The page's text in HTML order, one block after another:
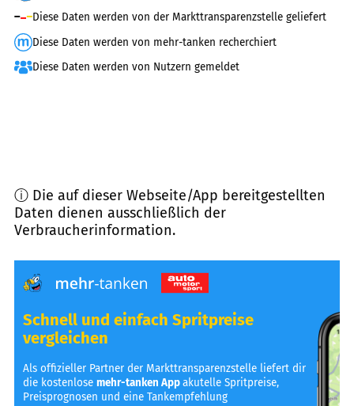
Diese Daten werden von der Markttransparenzstelle geliefert
Diese Daten werden von mehr-tanken recherchiert
Diese Daten werden von Nutzern gemeldet
ⓘ Die auf dieser Webseite/App bereitgestellten
Daten dienen ausschließlich der
Verbraucherinformation.
Schnell und einfach Spritpreise
vergleichen
Als offizieller Partner der Markttransparenzstelle liefert dir
die kostenlosemehr-tanken Appakutelle Spritpreise,
Preisprognosen und eine Tankempfehlung